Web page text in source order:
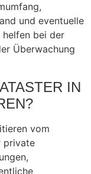
und eventuelle
helfen bei der
Überwachung
IN
vom
private